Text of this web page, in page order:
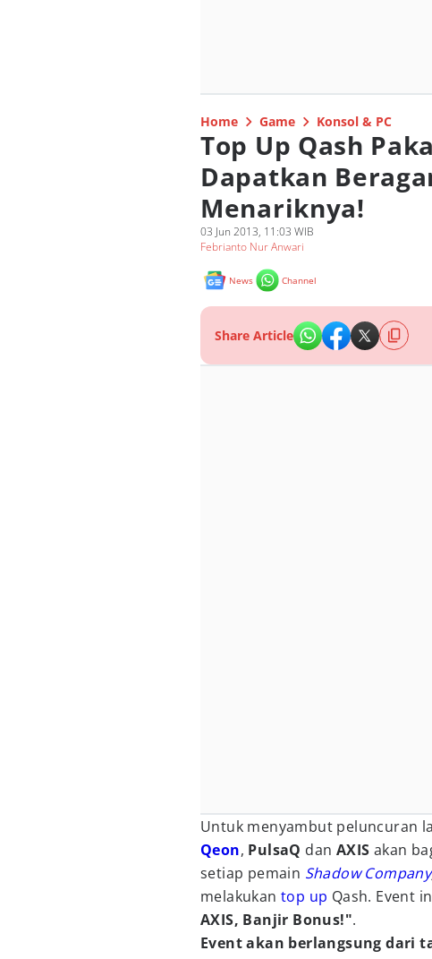
Home Game Konsol & PC
Top Up Qash
Dapatkan
Menariknya!
03 Jun 2013, 11:03 WIB
Febrianto Nur Anwari
News Channel
Share Article
Untuk menyambut peluncuran
Qeon, PulsaQ dan AXIS akan
setiap pemain Shadow Company
melakukantop up Qash. Event
AXIS, Banjir Bonus!".
Event akan berlangsung dari